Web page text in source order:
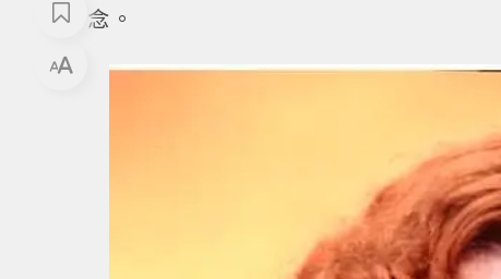
念。